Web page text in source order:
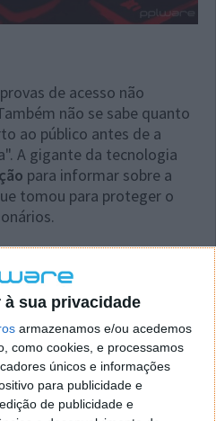
à sua privacidade
armazenamos e/ou acedemos
como cookies, e processamos
únicos e informações
para publicidade e
de publicidade e
de acesso não
não se sabe quanto
ao público antes de a
A gigante da tecnologia
para informar sobre a
tomou para proteger o
depois de a empresa
de hackers russos nos
código fonte de
o grupo Nobelium,
se de várias contas de
e membros de equipas
acesso a informações